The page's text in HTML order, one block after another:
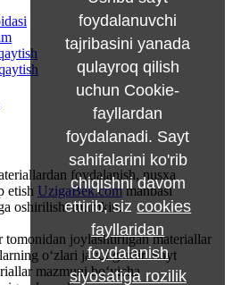
foydalanish, nusxa
etish UzigaBek.commanbasi
oshirilishi mumkin.
tomonidan joylashtirilgan materiallar
o‘zlari javobgardir. Sayt
mazmuni bo‘yicha
foydalanuvchi
tajribasini yanada
qulayroq qilish
uchun Cookie-
fayllardan
foydalanadi. Sayt
sahifalarini ko'rib
chiqishni davom
ettirib, sizcookies
fayllaridan
foydalanish
siyosatiga rozilik